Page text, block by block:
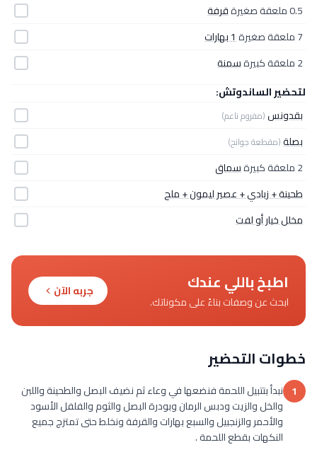
0.5 ملعقة صغيرة
قرفة
7 ملعقة صغيرة
1 بهارات
2 ملعقة كبيرة
سمنة
لتحضير الساندوتش:
بقدونس(مفروم ناعم)
بصلة(مقطعة جوانح)
2 ملعقة كبيرة
سماق
طحينة + زبادي + عصير ليمون + ملح
مخلل خيار أو لفت
اطبخ باللي عندك
ابحث عن وصفات بناءً على مكوناتك.
جربه الآن
خطوات التحضير
1 نبدأ بتتبيل اللحمة فنضعها في وعاء ثم نضيف البصل والطحينة واللبن
والخل والزيت ودبس الرمان وبودرة البصل والثوم والفلفل الأسود
والأحمر والزنجبيل والسبع بهارات والقرفة ونخلط حتى تمتزج جميع
النكهات بقطع اللحمة .